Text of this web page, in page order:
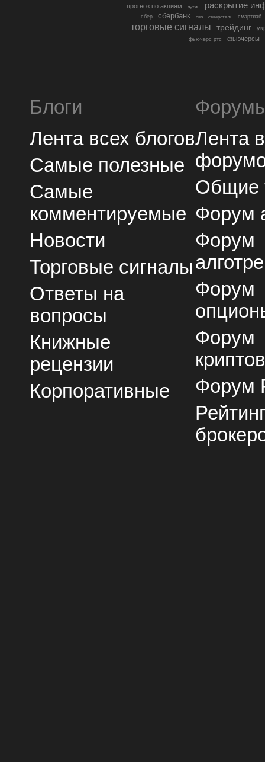
прогноз по акциям путин раскрытие
сбер сбербанк сво северсталь смартлаб
торговые сигналы трейдинг
фьючерс ртс фьючерсы
Блоги
Лента всех блогов
Самые полезные
Самые
комментируемые
Новости
Торговые сигналы
Ответы на
вопросы
Книжные
рецензии
Корпоративные
Лента
Общие
Форум
Форум
Форум
Форум
Форум